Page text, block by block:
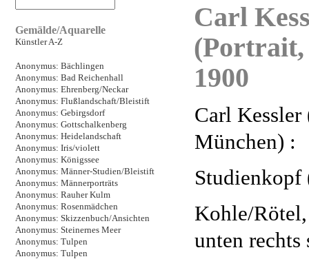
Gemälde/Aquarelle
Künstler A-Z
Anonymus: Bächlingen
Anonymus: Bad Reichenhall
Anonymus: Ehrenberg/Neckar
Anonymus: Flußlandschaft/Bleistift
Anonymus: Gebirgsdorf
Anonymus: Gottschalkenberg
Anonymus: Heidelandschaft
Anonymus: Iris/violett
Anonymus: Königssee
Anonymus: Männer-Studien/Bleistift
Anonymus: Männerporträts
Anonymus: Rauher Kulm
Anonymus: Rosenmädchen
Anonymus: Skizzenbuch/Ansichten
Anonymus: Steinernes Meer
Anonymus: Tulpen
Anonymus: Tulpen
Carl
(Portrait,
1900
Carl
München) :
Studienkopf
Kohle/Rötel,
unten